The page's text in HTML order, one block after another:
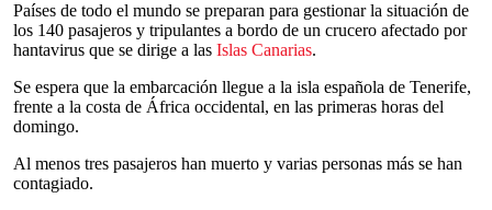
Países de todo el mundo se preparan para gestionar la situación de
los 140 pasajeros y tripulantes a bordo de un crucero afectado por
hantavirus que se dirige a las Islas Canarias.
Se espera que la embarcación llegue a la isla española de Tenerife,
frente a la costa de África occidental, en las primeras horas del
domingo.
Al menos tres pasajeros han muerto y varias personas más se han
contagiado.